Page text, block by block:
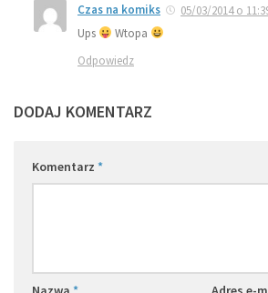
Czas na komiks
05/03/2014 o
Ups
Wtopa
Odpowiedz
DODAJ KOMENTARZ
Komentarz *